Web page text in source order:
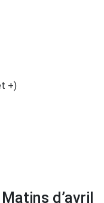
+)
d’avril